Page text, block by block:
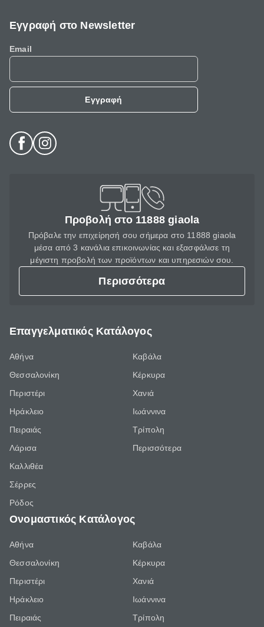
Εγγραφή στο Newsletter
Email
Εγγραφή
Προβολή στο 11888 giaola
Πρόβαλε την επιχείρησή σου σήμερα στο 11888 giaola
μέσα από 3 κανάλια επικοινωνίας και εξασφάλισε τη
μέγιστη προβολή των προϊόντων και υπηρεσιών σου.
Περισσότερα
Επαγγελματικός Κατάλογος
Αθήνα
Θεσσαλονίκη
Περιστέρι
Ηράκλειο
Πειραιάς
Λάρισα
Καλλιθέα
Σέρρες
Ρόδος
Καβάλα
Κέρκυρα
Χανιά
Ιωάννινα
Τρίπολη
Περισσότερα
Ονομαστικός Κατάλογος
Αθήνα
Θεσσαλονίκη
Περιστέρι
Ηράκλειο
Πειραιάς
Καβάλα
Κέρκυρα
Χανιά
Ιωάννινα
Τρίπολη